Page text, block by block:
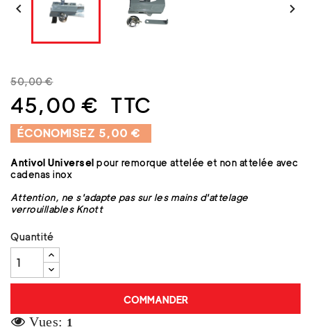
 
50,00 €
45,00 € TTC
ÉCONOMISEZ 5,00 €
Antivol Universel pour remorque attelée et non attelée avec
cadenas inox
Attention, ne s'adapte pas sur les mains d'attelage
verrouillables Knott
Quantité
COMMANDER
Vues: 1